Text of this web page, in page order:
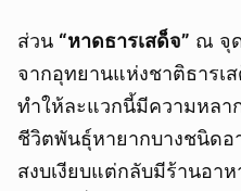
ส่วน “หาดธารเสด็จ” ณ จุ
จากอุทยานแห่งชาติธารเ
ทำให้ละแวกนี้มีความหลา
ชีวิตพันธุ์หายากบางชนิดอ
สงบเงียบแต่กลับมีร้านอา